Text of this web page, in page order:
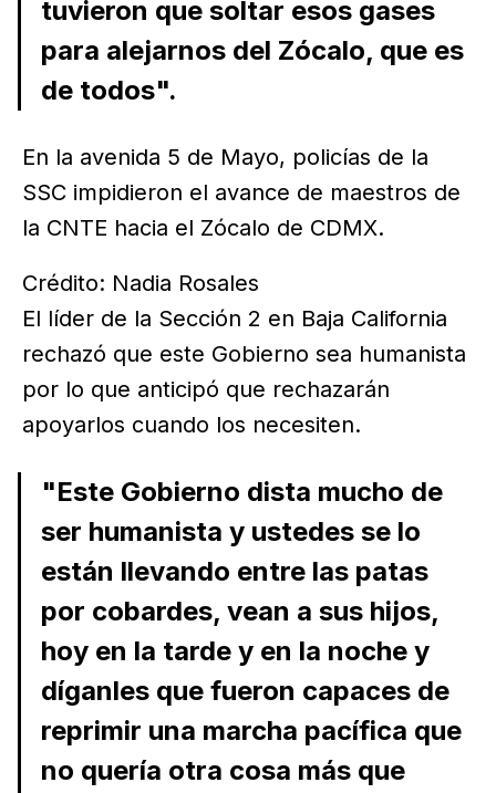
tuvieron que soltar esos gases
para alejarnos del Zócalo, que es
de todos".
En la avenida 5 de Mayo, policías de la
SSC impidieron el avance de maestros de
la CNTE hacia el Zócalo de CDMX.
Crédito: Nadia Rosales
El líder de la Sección 2 en Baja California
rechazó que este Gobierno sea humanista
por lo que anticipó que rechazarán
apoyarlos cuando los necesiten.
"Este Gobierno dista mucho de
ser humanista y ustedes se lo
están llevando entre las patas
por cobardes, vean a sus hijos,
hoy en la tarde y en la noche y
díganles que fueron capaces de
reprimir una marcha pacífica que
no quería otra cosa más que